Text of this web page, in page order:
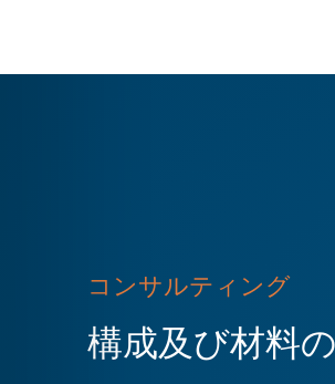
コンサルティング
:
構成及び材料